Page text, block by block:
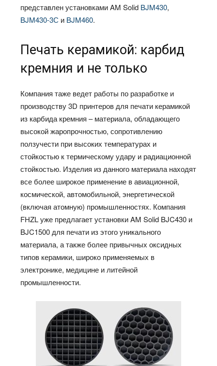
представлен установками AM Solid BJM430,
BJM430-3С и BJM460.
Печать керамикой: карбид
кремния и не только
Компания таже ведет работы по разработке и
производству 3D принтеров для печати керамикой
из карбида кремния – материала, обладающего
высокой жаропрочностью, сопротивлению
ползучести при высоких температурах и
стойкостью к термическому удару и радиационной
стойкостью. Изделия из данного материала находят
все более широкое применение в авиационной,
космической, автомобильной, энергетической
(включая атомную) промышленностях. Компания
FHZL уже предлагает установки AM Solid BJC430 и
BJC1500 для печати из этого уникального
материала, а также более привычных оксидных
типов керамики, широко применяемых в
электронике, медицине и литейной
промышленности.